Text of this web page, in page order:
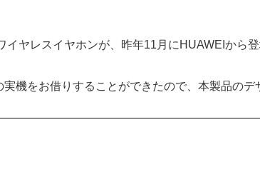
ヤレスイヤホンが、昨年11月にHUAWEIから
機をお借りすることができたので、本製品のデ